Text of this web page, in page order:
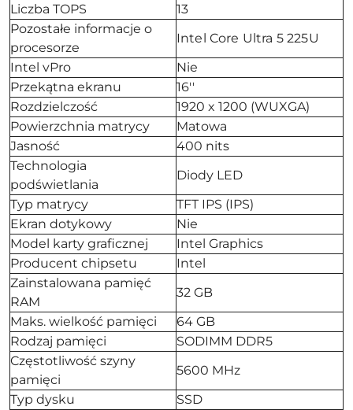
Liczba TOPS
13
Pozostałe informacje o
procesorze
Intel Core Ultra 5 225U
Intel vPro
Nie
Przekątna ekranu
16''
Rozdzielczość
1920 x 1200 (WUXGA)
Powierzchnia matrycy
Matowa
Jasność
400 nits
Technologia
podświetlania
Diody LED
Typ matrycy
TFT IPS (IPS)
Ekran dotykowy
Nie
Model karty graficznej
Intel Graphics
Producent chipsetu
Intel
Zainstalowana pamięć
RAM
32 GB
Maks. wielkość pamięci
64 GB
Rodzaj pamięci
SODIMM DDR5
Częstotliwość szyny
pamięci
5600 MHz
Typ dysku
SSD